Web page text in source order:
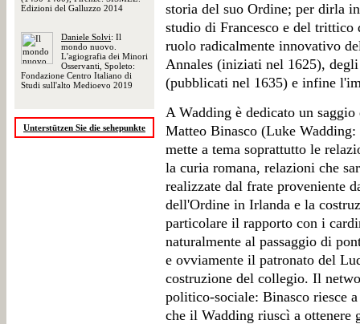
Edizioni del Galluzzo 2014
Daniele Solvi: Il
mondo nuovo.
L'agiografia dei Minori
Osservanti, Spoleto:
Fondazione Centro Italiano di
Studi sull'alto Medioevo 2019
Unterstützen Sie die sehepunkte
storia del suo Ordine; per dirla
studio di Francesco e del
ruolo radicalmente innovativo
Annales (iniziati nel 1625),
(pubblicati nel 1635) e infine
A Wadding è dedicato un
Matteo Binasco (Luke
mette a tema soprattutto le
la curia romana, relazioni che
realizzate dal frate proveniente
dell'Ordine in Irlanda e la
particolare il rapporto con i
naturalmente al passaggio di
e ovviamente il patronato del
costruzione del collegio. Il
politico-sociale: Binasco riesce
che il Wadding riuscì a ottenere